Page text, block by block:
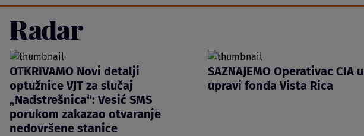
OTKRIVAMO Novi detalji
optužnice VJT za slučaj
„Nadstrešnica“: Vesić SMS
porukom zakazao otvaranje
nedovršene stanice
SAZNAJEMO Operativac CIA u
upravi fonda Vista Rica